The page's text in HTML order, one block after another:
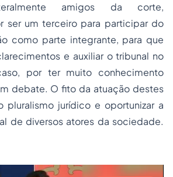
amigos da corte,
ser um terceiro para participar do
como parte integrante, para que
e auxiliar o tribunal no
por ter muito conhecimento
debate. O fito da atuação destes
pluralismo jurídico e oportunizar a
de diversos atores da sociedade.